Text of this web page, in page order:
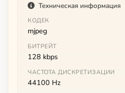
Техническая информация
КОДЕК
mjpeg
БИТРЕЙТ
128 kbps
ЧАСТОТА ДИСКРЕТИЗАЦИИ
44100 Hz